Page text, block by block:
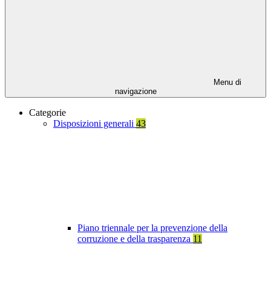
Menu di
navigazione
Categorie
Disposizioni generali 43
Piano triennale per la prevenzione della
corruzione e della trasparenza 11